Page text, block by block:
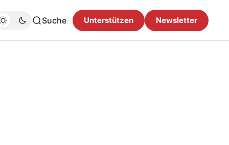
Suche Unterstützen Newsletter